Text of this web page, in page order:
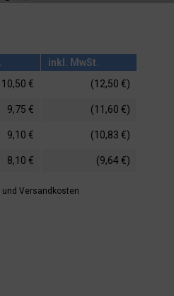
inkl. MwSt.
10,50 € (12,50 €)
9,75 € (11,60 €)
9,10 € (10,83 €)
8,10 € (9,64 €)
und Versandkosten